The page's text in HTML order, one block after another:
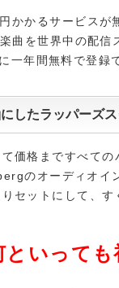
かかるサービスが
曲を世界中の配信
年間無料で登録
したラッパーズ
価格まですべて
のオーディオイ
セットにして、す
いっても